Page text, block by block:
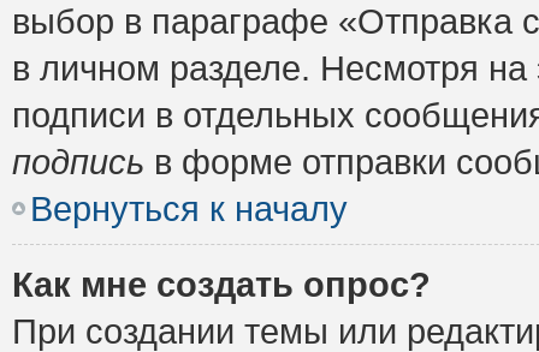
выбор в параграфе «Отправка
в личном разделе. Несмотря
подписи в отдельных
подпись в форме отправки
Вернуться к началу
Как мне создать опрос?
При создании темы или